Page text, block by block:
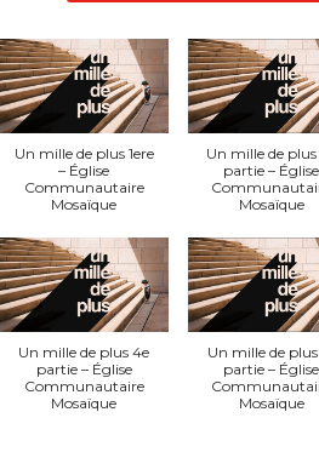
Un mille de plus 1ere
– Église
Communautaire
Mosaïque
Un mille de plus
partie – Église
Mosaïque
Un mille de plus 4e
partie – Église
Communautaire
Mosaïque
Un mille de plus
partie – Église
Mosaïque